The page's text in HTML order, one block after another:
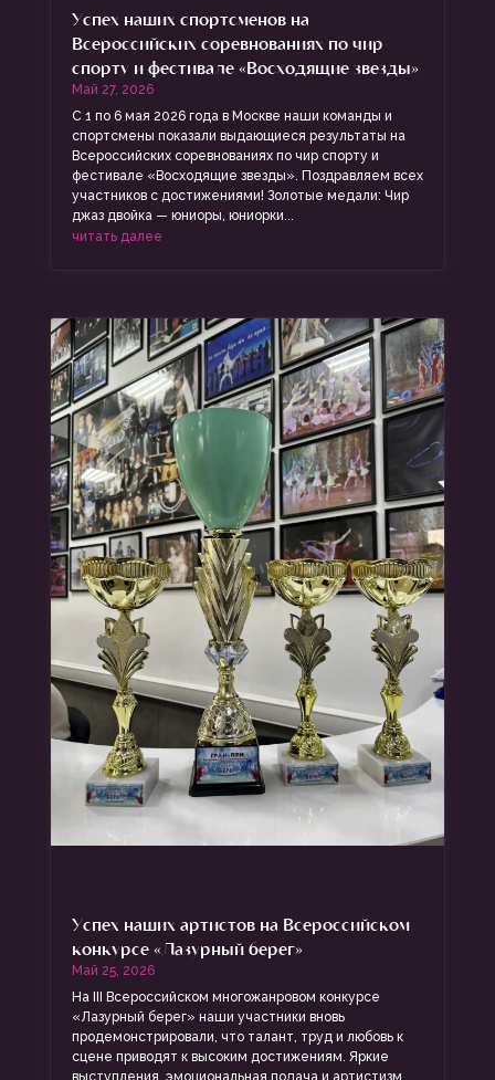
Успех наших спортсменов на
Всероссийских соревнованиях по чир
спорту и фестивале «Восходящие звезды»
Май 27, 2026
С 1 по 6 мая 2026 года в Москве наши команды и
спортсмены показали выдающиеся результаты на
Всероссийских соревнованиях по чир спорту и
фестивале «Восходящие звезды». Поздравляем всех
участников с достижениями! Золотые медали: Чир
джаз двойка — юниоры, юниорки...
читать далее
Успех наших артистов на Всероссийском
конкурсе «Лазурный берег»
Май 25, 2026
На III Всероссийском многожанровом конкурсе
«Лазурный берег» наши участники вновь
продемонстрировали, что талант, труд и любовь к
сцене приводят к высоким достижениям. Яркие
выступления, эмоциональная подача и артистизм